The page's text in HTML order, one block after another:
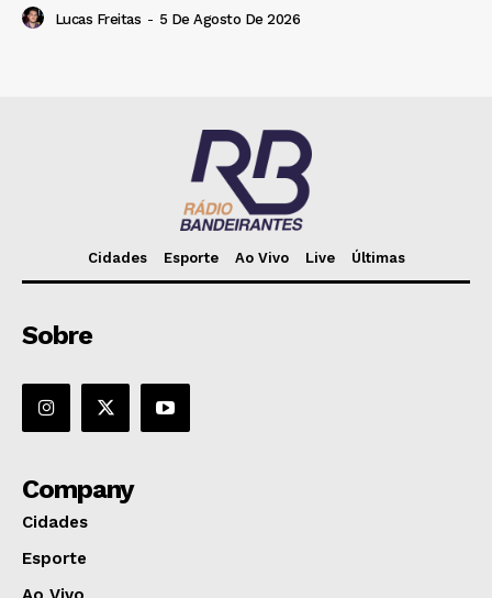
Lucas Freitas - 5 De Agosto De 2026
Cidades Esporte Ao Vivo Live Últimas
Sobre
Company
Cidades
Esporte